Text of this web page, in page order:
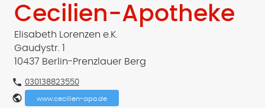
Cecilien-Apotheke
Elisabeth Lorenzen e.K.
Gaudystr. 1
10437 Berlin-Prenzlauer Berg
phone 030138823550
public www.cecilien-apo.de